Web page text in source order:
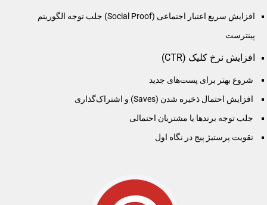
افزایش سریع اعتبار اجتماعی (Social Proof) جلب توجه الگوریتم
پینترست
افزایش نرخ کلیک (CTR)
شروع بهتر برای پست‌های جدید
افزایش احتمال ذخیره شدن (Saves) و اشتراک‌گذاری
جلب توجه برندها یا مشتریان احتمالی
تقویت پرستیژ پیج در نگاه اول